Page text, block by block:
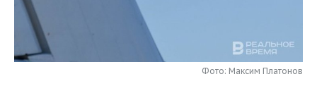
НЕФТЕХИМИЯ
НЕФТЬ
РОЗНИЧНАЯ ТОРГОВЛЯ
ТРАНСПОРТ
НОВОСТИ ТЕХНОЛОГИЙ
IT
МЕРОПРИЯТИЯ
НОВОСТИ МЕРОПРИЯТИЙ
СПОРТ
Фото: Максим Платонов